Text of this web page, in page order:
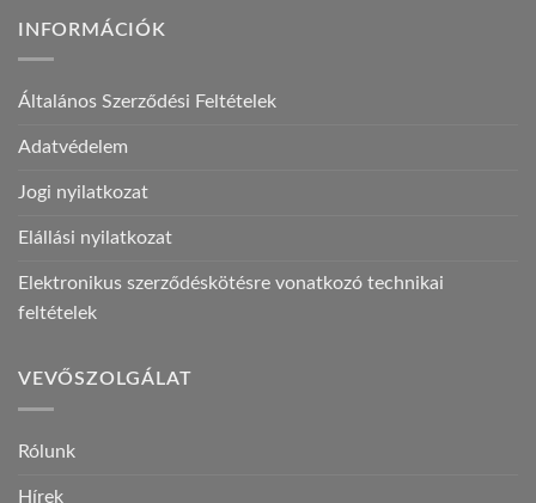
INFORMÁCIÓK
Általános Szerződési Feltételek
Adatvédelem
Jogi nyilatkozat
Elállási nyilatkozat
Elektronikus szerződéskötésre vonatkozó technikai
feltételek
VEVŐSZOLGÁLAT
Rólunk
Hírek